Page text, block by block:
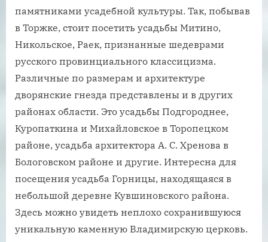
памятниками усадебной культуры. Так, побывав
в Торжке, стоит посетить усадьбы Митино,
Никольское, Раек, признанные шедеврами
русского провинциального классицизма.
Различные по размерам и архитектуре
дворянские гнезда представлены и в других
районах области. Это усадьбы Подгороднее,
Куропаткина и Михайловское в Торопецком
районе, усадьба архитектора А. С. Хренова в
Бологовском районе и другие. Интересна для
посещения усадьба Горницы, находящаяся в
небольшой деревне Кувшиновского района.
Здесь можно увидеть неплохо сохранившуюся
уникальную каменную Владимирскую церковь.